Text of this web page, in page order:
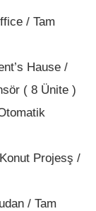
/ Tam
Hause /
( 8 Ünite )
Projesş /
/ Tam